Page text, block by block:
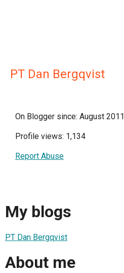
PT Dan Bergqvist
On Blogger since: August 2011
Profile views: 1,134
Report Abuse
My blogs
PT Dan Bergqvist
About me